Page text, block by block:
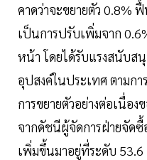
คาดว่าจะขยายตัว 0.8%
เป็นการปรับเพิ่มจาก
หน้า โดยได้รับแรงสนับส
อุปสงค์ในประเทศ ตามกา
การขยายตัวอย่างต่อเนื่อ
จากดัชนีผู้จัดการฝ่ายจัด
เพิ่มขึ้นมาอยู่ที่ระดับ